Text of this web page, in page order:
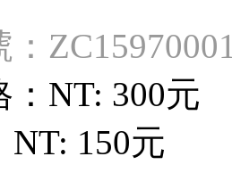
NT: 300元
NT: 150元